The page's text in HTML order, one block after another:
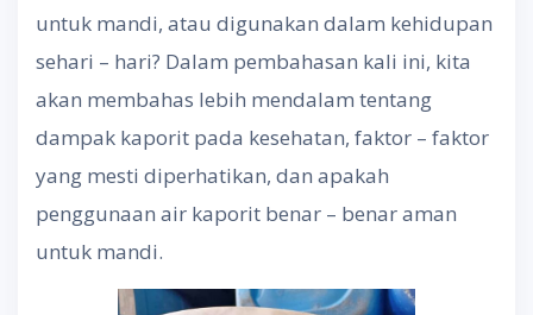
untuk mandi, atau digunakan dalam kehidupan
sehari – hari? Dalam pembahasan kali ini, kita
akan membahas lebih mendalam tentang
dampak kaporit pada kesehatan, faktor – faktor
yang mesti diperhatikan, dan apakah
penggunaan air kaporit benar – benar aman
untuk mandi.